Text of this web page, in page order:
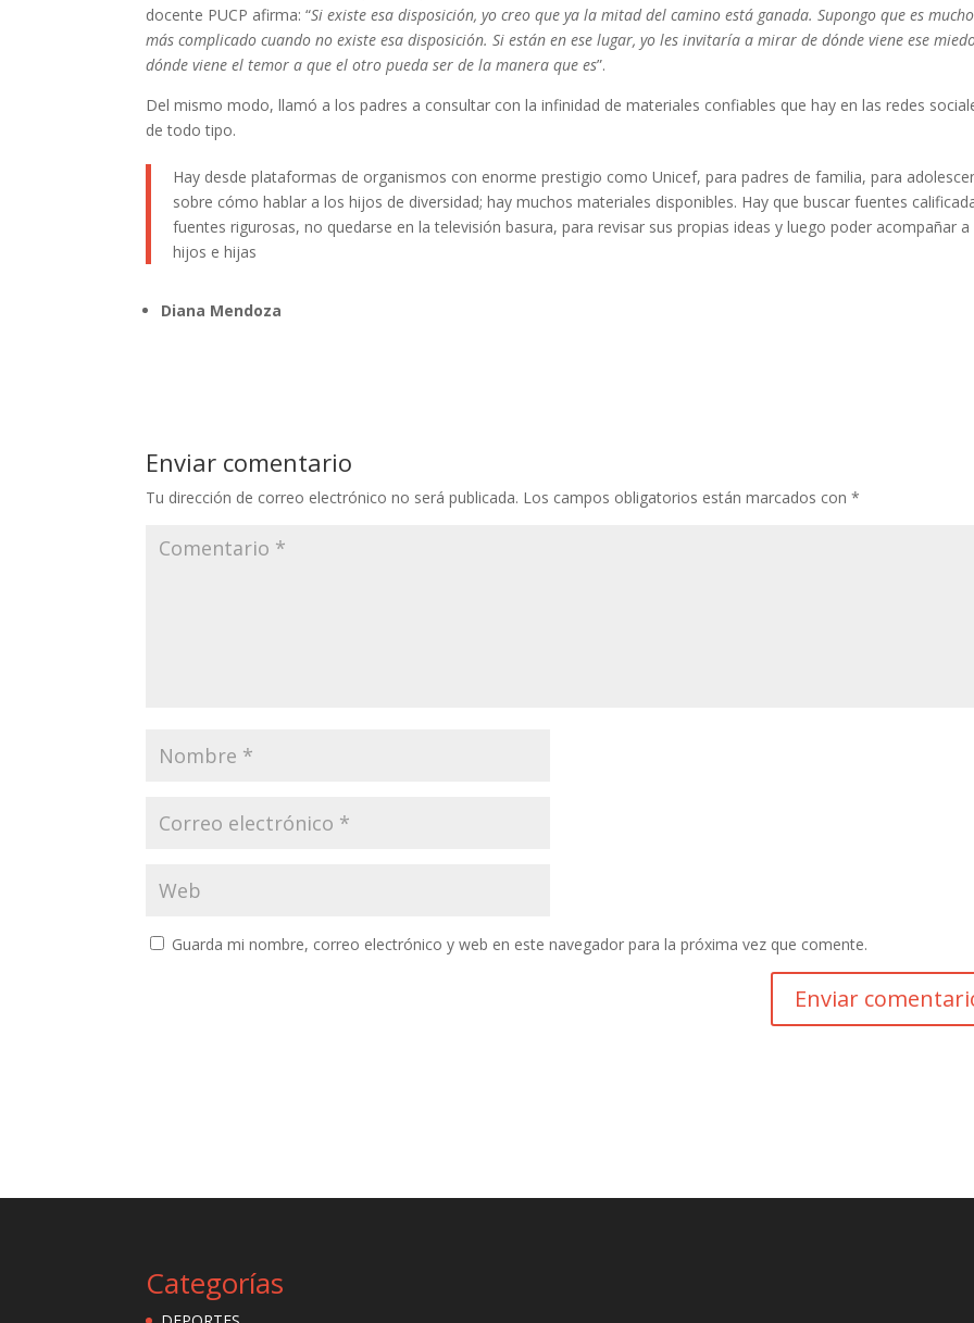
docente PUCP afirma: “Si existe esa disposición, yo creo que ya la mitad del camino está ganada. Supongo que es mucho
más complicado cuando no existe esa disposición. Si están en ese lugar, yo les invitaría a mirar de dónde viene ese
dónde viene el temor a que el otro pueda ser de la manera que es”.
Del mismo modo, llamó a los padres a consultar con la infinidad de materiales confiables que hay en las redes
de todo tipo.
Hay desde plataformas de organismos con enorme prestigio como Unicef, para padres de familia, para
sobre cómo hablar a los hijos de diversidad; hay muchos materiales disponibles. Hay que buscar fuentes
fuentes rigurosas, no quedarse en la televisión basura, para revisar sus propias ideas y luego poder acompañar a
hijos e hijas
Diana Mendoza
Enviar comentario
Tu dirección de correo electrónico no será publicada. Los campos obligatorios están marcados con*
Guarda mi nombre, correo electrónico y web en este navegador para la próxima vez que comente.
Categorías